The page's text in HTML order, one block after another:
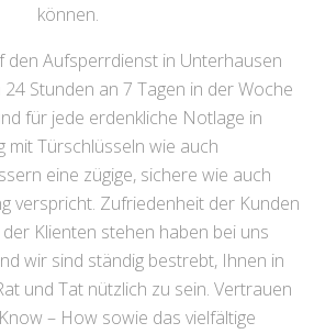
können.
den Aufsperrdienst in Unterhausen
Stunden an 7 Tagen in der Woche
für jede erdenkliche Notlage in
mit Türschlüsseln wie auch
eine zügige, sichere wie auch
verspricht. Zufriedenheit der Kunden
Klienten stehen haben bei uns
wir sind ständig bestrebt, Ihnen in
und Tat nützlich zu sein. Vertrauen
– How sowie das vielfältige